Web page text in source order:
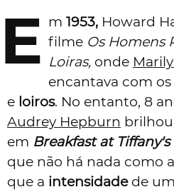
E m 1953, Howard
filme Os Homens
Loiras, onde
encantava com os
e loiros. No entanto, 8
Audrey Hepburn
em Breakfast at Tiffany's
que não há nada como a
que a intensidadede